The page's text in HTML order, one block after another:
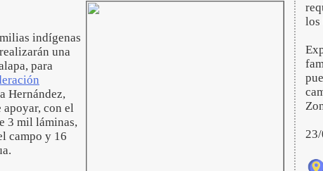
indígenas
una
para
Hernández,
apoyar, con el
3 mil láminas,
campo y 16
los